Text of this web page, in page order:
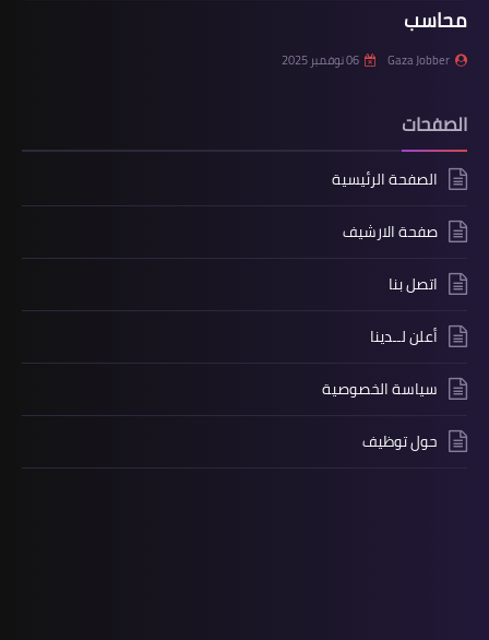
محاسب
Gaza Jobber 06 نوفمبر 2025
الصفحات
الصفحة الرئيسية
صفحة الارشيف
اتصل بنا
أعلن لــدينا
سياسة الخصوصية
حول توظيف